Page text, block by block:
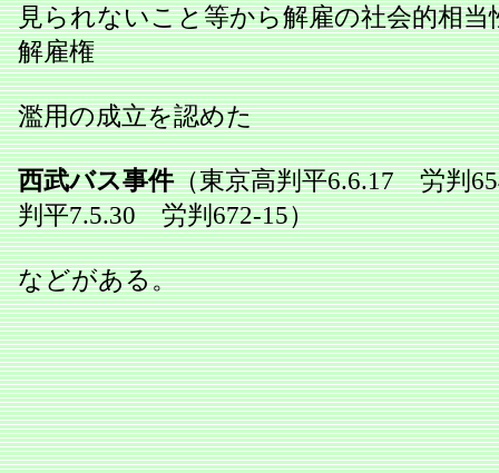
見られないこと等から解雇の社会的相当
解雇権
濫用の成立を認めた
西武バス事件（東京高判平6.6.17 労判
判平7.5.30 労判672‐15）
などがある。